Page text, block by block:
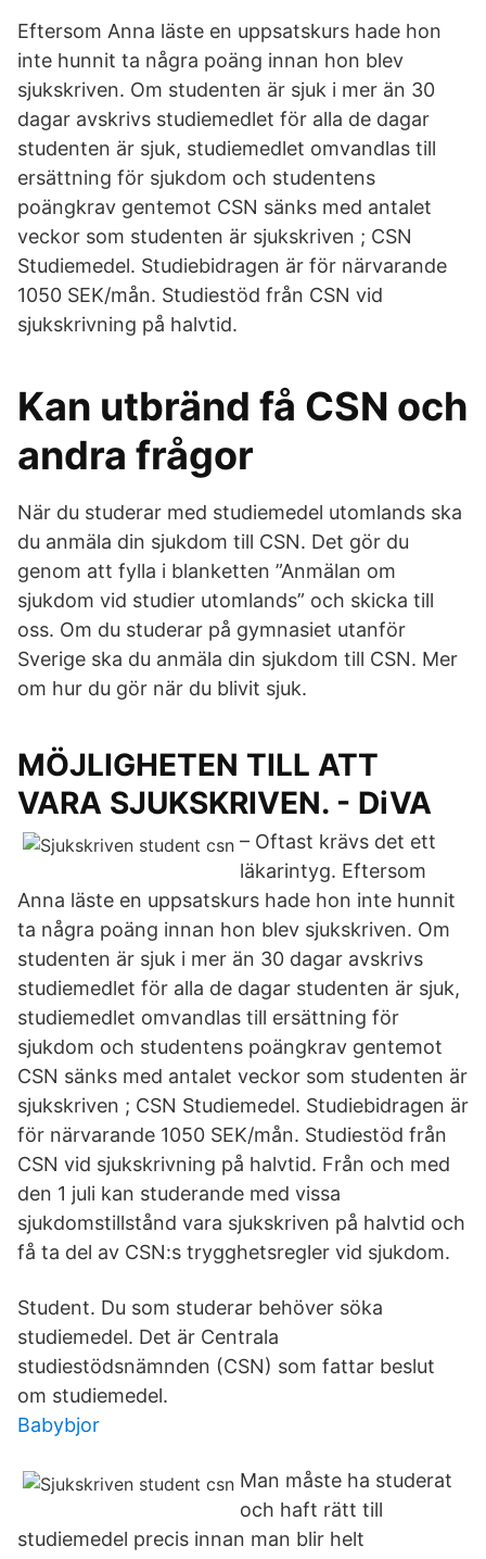
Eftersom Anna läste en uppsatskurs hade hon
inte hunnit ta några poäng innan hon blev
sjukskriven. Om studenten är sjuk i mer än 30
dagar avskrivs studiemedlet för alla de dagar
studenten är sjuk, studiemedlet omvandlas till
ersättning för sjukdom och studentens
poängkrav gentemot CSN sänks med antalet
veckor som studenten är sjukskriven ; CSN
Studiemedel. Studiebidragen är för närvarande
1050 SEK/mån. Studiestöd från CSN vid
sjukskrivning på halvtid.
Kan utbränd få CSN och
andra frågor
När du studerar med studiemedel utomlands ska
du anmäla din sjukdom till CSN. Det gör du
genom att fylla i blanketten ”Anmälan om
sjukdom vid studier utomlands” och skicka till
oss. Om du studerar på gymnasiet utanför
Sverige ska du anmäla din sjukdom till CSN. Mer
om hur du gör när du blivit sjuk.
MÖJLIGHETEN TILL ATT
VARA SJUKSKRIVEN. - DiVA
– Oftast krävs det ett
läkarintyg. Eftersom
Anna läste en uppsatskurs hade hon inte hunnit
ta några poäng innan hon blev sjukskriven. Om
studenten är sjuk i mer än 30 dagar avskrivs
studiemedlet för alla de dagar studenten är sjuk,
studiemedlet omvandlas till ersättning för
sjukdom och studentens poängkrav gentemot
CSN sänks med antalet veckor som studenten är
sjukskriven ; CSN Studiemedel. Studiebidragen är
för närvarande 1050 SEK/mån. Studiestöd från
CSN vid sjukskrivning på halvtid. Från och med
den 1 juli kan studerande med vissa
sjukdomstillstånd vara sjukskriven på halvtid och
få ta del av CSN:s trygghetsregler vid sjukdom.
Student. Du som studerar behöver söka
studiemedel. Det är Centrala
studiestödsnämnden (CSN) som fattar beslut
om studiemedel.
Babybjor
Man måste ha studerat
och haft rätt till
studiemedel precis innan man blir helt